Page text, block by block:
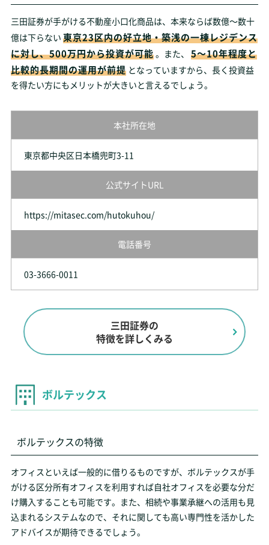
三田証券が手がける不動産小口化商品は、本来ならば数億～数十
億は下らない 東京23区内の好立地・築浅の一棟レジデンス
に対し、500万円から投資が可能。また、
5～10年程度と
比較的長期間の運用が前提 となっていますから、長く投資益
を得たい方にもメリットが大きいと言えるでしょう。
本社所在地
東京都中央区日本橋兜町3-11
公式サイトURL
https://mitasec.com/hutokuhou/
電話番号
03-3666-0011
三田証券の
特徴を詳しくみる
ボルテックス
ボルテックスの特徴
オフィスといえば一般的に借りるものですが、ボルテックスが手
がける区分所有オフィスを利用すれば自社オフィスを必要な分だ
け購入することも可能です。また、相続や事業承継への活用も見
込まれるシステムなので、それに関しても高い専門性を活かした
アドバイスが期待できるでしょう。